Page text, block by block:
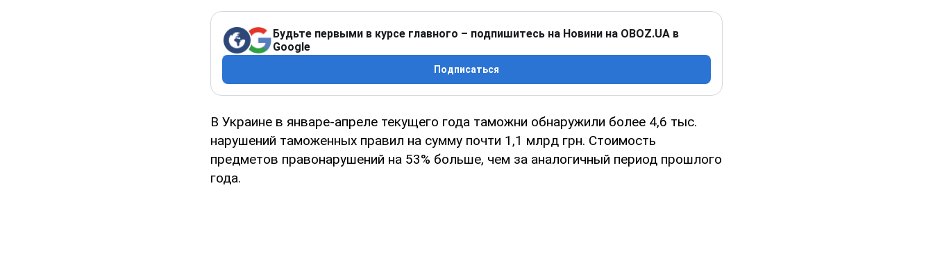
Будьте первыми в курсе главного – подпишитесь на Новини на OBOZ.UA в
Google
Подписаться
В Украине в январе-апреле текущего года таможни обнаружили более 4,6 тыс.
нарушений таможенных правил на сумму почти 1,1 млрд грн. Стоимость
предметов правонарушений на 53% больше, чем за аналогичный период прошлого
года.